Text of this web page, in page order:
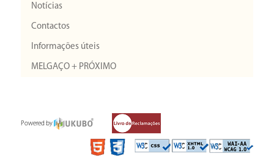
Notícias
Contactos
Informações úteis
MELGAÇO + PRÓXIMO
Powered by